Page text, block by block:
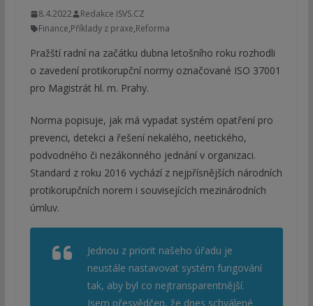
8.4.2022
Redakce ISVS.CZ
Finance,Příklady z praxe,Reforma
Pražští radní na začátku dubna letošního roku rozhodli
o zavedení protikorupční normy označované ISO 37001
pro Magistrát hl. m. Prahy.
Norma popisuje, jak má vypadat systém opatření pro
prevenci, detekci a řešení nekalého, neetického,
podvodného či nezákonného jednání v organizaci.
Standard z roku 2016 vychází z nejpřísnějších národních
protikorupčních norem i souvisejících mezinárodních
úmluv.
Jednou z priorit našeho úřadu je
neustále nastavovat systém fungování
tak, aby byl co nejtransparentnější.
Jsem přesvědčen, že dnes schválené